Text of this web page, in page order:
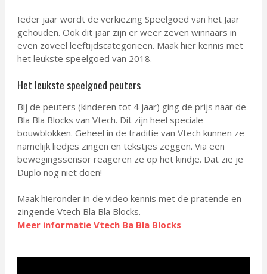
Ieder jaar wordt de verkiezing Speelgoed van het Jaar
gehouden. Ook dit jaar zijn er weer zeven winnaars in
even zoveel leeftijdscategorieën. Maak hier kennis met
het leukste speelgoed van 2018.
Het leukste speelgoed peuters
Bij de peuters (kinderen tot 4 jaar) ging de prijs naar de
Bla Bla Blocks van Vtech. Dit zijn heel speciale
bouwblokken. Geheel in de traditie van Vtech kunnen ze
namelijk liedjes zingen en tekstjes zeggen. Via een
bewegingssensor reageren ze op het kindje. Dat zie je
Duplo nog niet doen!
Maak hieronder in de video kennis met de pratende en
zingende Vtech Bla Bla Blocks.
Meer informatie Vtech Ba Bla Blocks